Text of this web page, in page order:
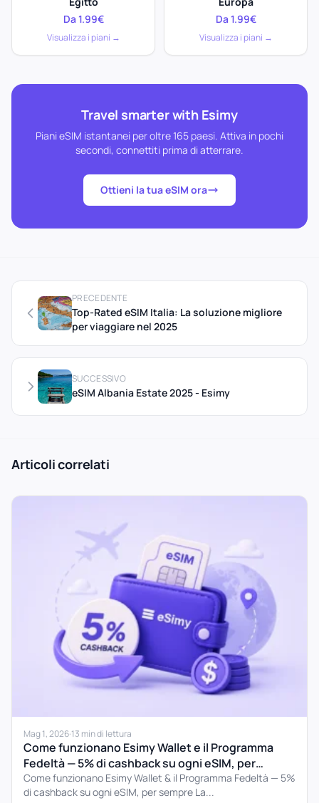
Da 1.99€
Visualizza i piani →
Da 1.99€
Visualizza i piani →
Travel smarter with Esimy
Piani eSIM istantanei per oltre 165 paesi. Attiva in pochi
secondi, connettiti prima di atterrare.
Ottieni la tua eSIM ora
PRECEDENTE
Top-Rated eSIM Italia: La soluzione migliore
per viaggiare nel 2025
SUCCESSIVO
eSIM Albania Estate 2025 - Esimy
Articoli correlati
Mag 1, 2026·13 min di lettura
Come funzionano Esimy Wallet e il Programma
Fedeltà — 5% di cashback su ogni eSIM, per
sempre
Come funzionano Esimy Wallet & il Programma Fedeltà — 5%
di cashback su ogni eSIM, per sempre La...